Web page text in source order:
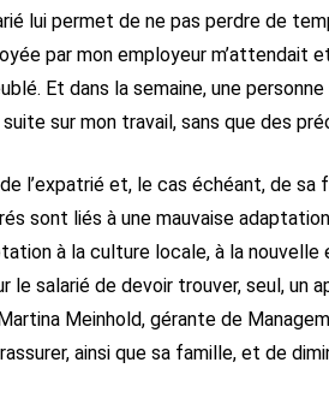
lui permet de ne pas perdre de
par mon employeur m’attendait
Et dans la semaine, une
sur mon travail, sans que des
de l’expatrié et, le cas échéant, de
sont liés à une mauvaise
à la culture locale, à la
le salarié de devoir trouver, seul,
Meinhold, gérante de
ainsi que sa famille, et de